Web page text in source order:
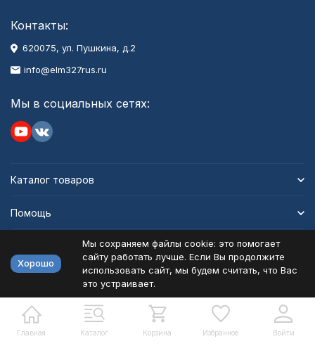
Главная Каталог Корзина Избранное Войти
Контакты:
620075, ул. Пушкина, д.2
info@elm327rus.ru
Мы в социальных сетях:
Каталог товаров
Помощь
Политика персональных данных
Разработано в bodysite.ru
Хорошо
Мы сохраняем файлы cookie: это помогает
сайту работать лучше. Если Вы продолжите
использовать сайт, мы будем считать, что Вас
это устраивает.